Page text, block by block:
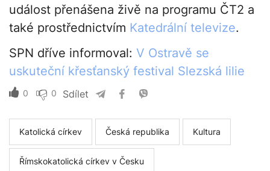
událost přenášena živě na programu ČT2 a
také prostřednictvím Katedrální televize.
SPN dříve informoval: V Ostravě se
uskuteční křesťanský festival Slezská lilie
0 0 Sdílet
Katolická církev Česká republika Kultura
Římskokatolická církev v Česku